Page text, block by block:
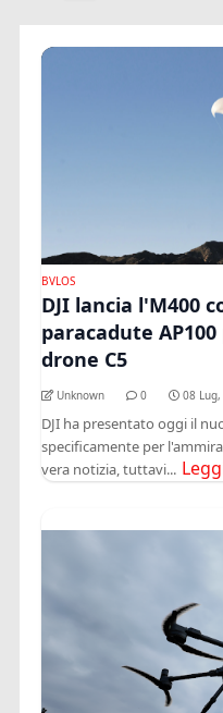
BVLOS
DJI lancia l'M400
paracadute
drone C5
Unknown 0 08
DJI ha presentato oggi il
specificamente per
vera notizia, tuttavi...